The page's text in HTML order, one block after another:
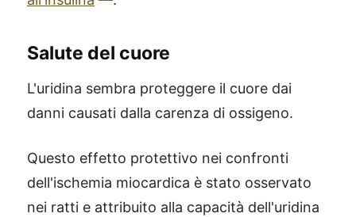
Salute del cuore
L'uridina sembra proteggere il cuore dai
danni causati dalla carenza di ossigeno.
Questo effetto protettivo nei confronti
dell'ischemia miocardica è stato osservato
nei ratti e attribuito alla capacità dell'uridina